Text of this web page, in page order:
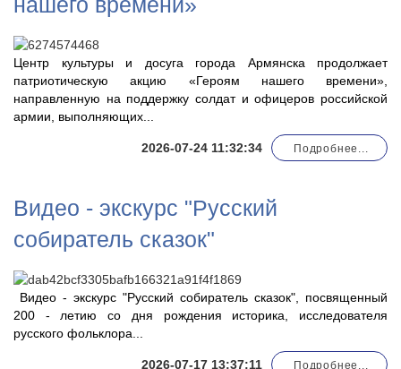
2026-07-24 11:32:34
Центр культуры и досуга города Армянска продолжает
патриотическую акцию «Героям нашего времени»,
направленную на поддержку солдат и офицеров российской
армии, выполняющих...
Подробнее...
Видео - экскурс "Русский
собиратель сказок"
2026-07-17 13:37:11
Видео - экскурс "Русский собиратель сказок", посвященный
200 - летию со дня рождения историка, исследователя
русского фольклора...
Подробнее...